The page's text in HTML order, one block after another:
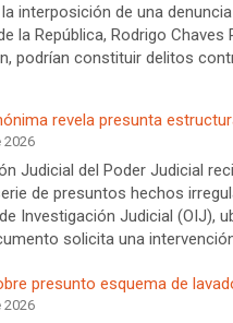
interposición de una
la República, Rodrigo
podrían constituir delitos
revela presunta
2026
Judicial del Poder Judicial
de presuntos hechos
Investigación Judicial (OIJ),
solicita una
presunto esquema de
2026